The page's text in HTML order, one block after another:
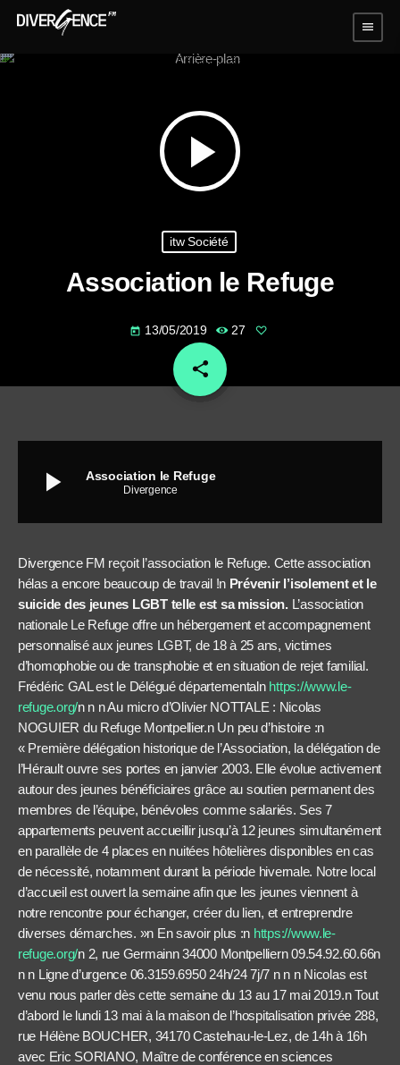
menu
play_arrow
itw Société
Association le Refuge
today 13/05/2019 27
share
email
play_arrow Association le Refuge
Divergence
Divergence FM reçoit l’association le Refuge. Cette association
hélas a encore beaucoup de travail !n Prévenir l’isolement et le
suicide des jeunes LGBT telle est sa mission.L’association
nationale Le Refuge offre un hébergement et accompagnement
personnalisé aux jeunes LGBT, de 18 à 25 ans, victimes
d’homophobie ou de transphobie et en situation de rejet familial.
Frédéric GAL est le Délégué départementaln https://www.le-
refuge.org/n n nAu micro d’Olivier NOTTALE : Nicolas
NOGUIER du Refuge Montpellier.n Un peu d’histoire :n
« Première délégation historique de l’Association, la délégation de
l’Hérault ouvre ses portes en janvier 2003. Elle évolue activement
autour des jeunes bénéficiaires grâce au soutien permanent des
membres de l’équipe, bénévoles comme salariés. Ses 7
appartements peuvent accueillir jusqu’à 12 jeunes simultanément
en parallèle de 4 places en nuitées hôtelières disponibles en cas
de nécessité, notamment durant la période hivernale. Notre local
d’accueil est ouvert la semaine afin que les jeunes viennent à
notre rencontre pour échanger, créer du lien, et entreprendre
diverses démarches. »n En savoir plus :n https://www.le-
refuge.org/n 2, rue Germainn 34000 Montpelliern 09.54.92.60.66n
n n Ligne d’urgence 06.3159.6950 24h/24 7j/7 n n n Nicolas est
venu nous parler dès cette semaine du 13 au 17 mai 2019.nTout
d’abord le lundi 13 mai à la maison de l’hospitalisation privée 288,
rue Hélène BOUCHER, 34170 Castelnau-le-Lez, de 14h à 16h
avec Eric SORIANO, Maître de conférence en sciences